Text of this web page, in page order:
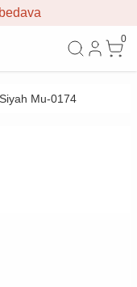
0
Mu-0174